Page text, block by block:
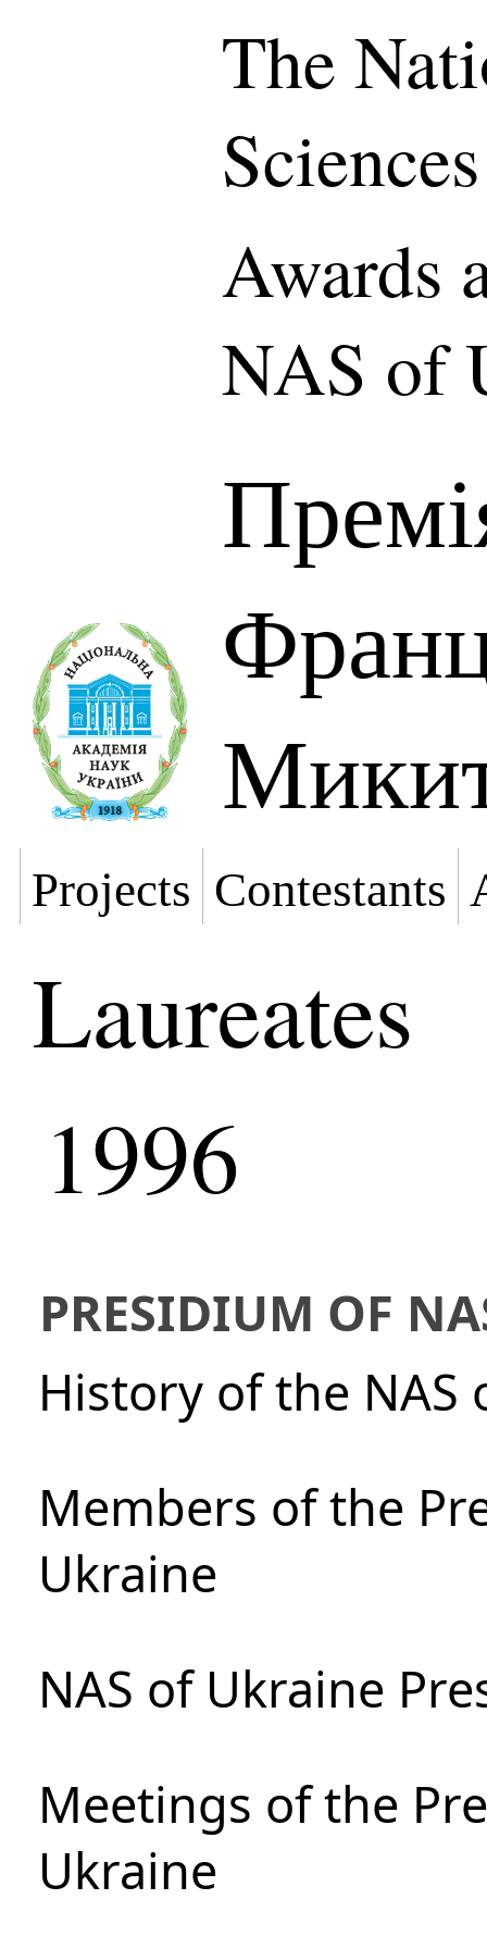
The
Awards
NAS of
Projects Contestants
Laureates
1996
PRESIDIUM OF
History of the NAS
Members of the
Ukraine
NAS of Ukraine
Meetings of the
Ukraine